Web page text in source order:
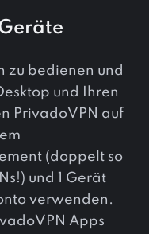
zu bedienen und
und Ihren
PrivadoVPN auf
(doppelt so
und 1 Gerät
verwenden.
Apps